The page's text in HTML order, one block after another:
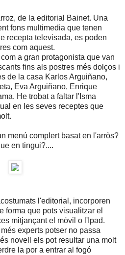
de la editorial Bainet. Una
fons multimedia que tenen
recepta televisada, es poden
com aquest.
a gran protagonista que van
fins als postres més dolços i
de la casa Karlos Arguiñano,
Eva Arguiñano, Enrique
He trobat a faltar l'Isma
en les seves receptes que
menú complert basat en l'arròs?
en tingui?....
l'editorial, incorporen
forma que pots visualitzar el
mitjançant el mòvil o l'Ipad.
experts potser no passa
novell els pot resultar una molt
la por a entrar al fogó